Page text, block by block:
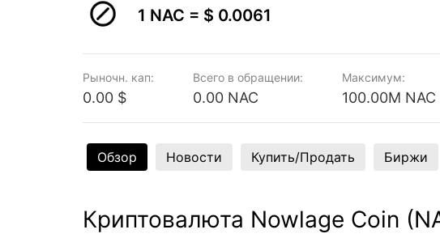
1 NAC = $ 0.0061
Рыночн. кап:
0.00 $
Всего в обращении:
0.00 NAC
Максимум:
100.00M NAC
Обзор Новости Купить/Продать Биржи
Криптовалюта Nowlage Coin